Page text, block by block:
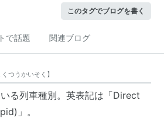
このタグでブログを書く
で話題 関連ブログ
くつうかいそく 】
る列車種別。英表記は「Direct
」。